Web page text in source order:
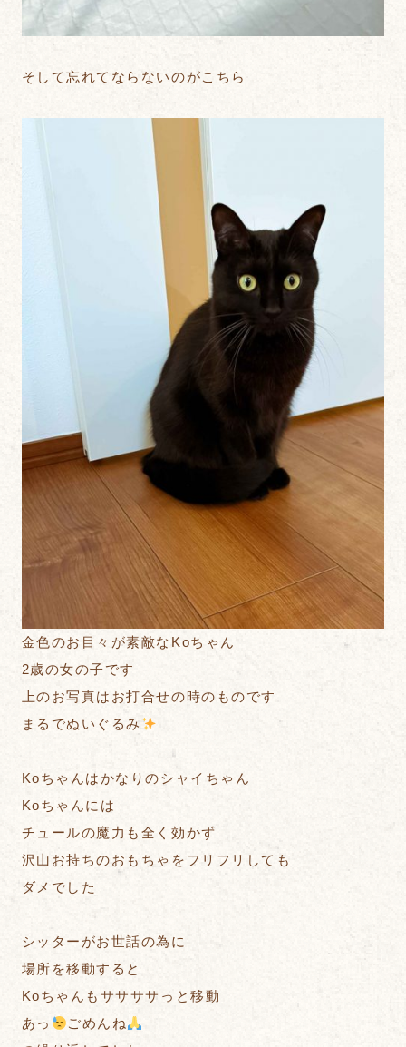
そして忘れてならないのがこちら
金色のお目々が素敵なKoちゃん
2歳の女の子です
上のお写真はお打合せの時のものです
まるでぬいぐるみ
Koちゃんはかなりのシャイちゃん
Koちゃんには
チュールの魔力も全く効かず
沢山お持ちのおもちゃをフリフリしても
ダメでした
シッターがお世話の為に
場所を移動すると
Koちゃんもササササっと移動
あっ
ごめんね